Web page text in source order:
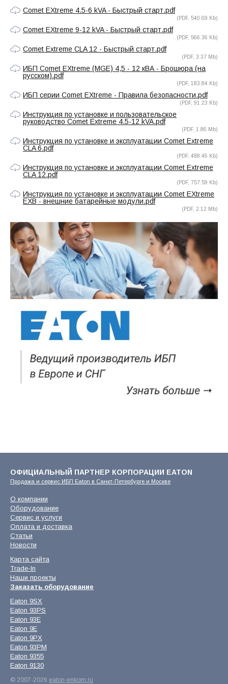
Comet EXtreme 4.5-6 kVA - Быстрый старт.pdf
(PDF, 540.69 Kb)
Comet EXtreme 9-12 kVA - Быстрый старт.pdf
(PDF, 566.36 Kb)
Comet Extreme CLA 12 - Быстрый старт.pdf
(PDF, 3.37 Mb)
ИБП Comet EXtreme (MGE) 4,5 - 12 кВА - Брошюра (на
русском).pdf
(PDF, 183.84 Kb)
ИБП серии Comet EXtreme - Правила безопасности.pdf
(PDF, 91.23 Kb)
Инструкция по установке и пользовательское
руководство Comet Extreme 4.5-12 kVA.pdf
(PDF, 1.86 Mb)
Инструкция по установке и эксплуатации Comet Extreme
CLA 6.pdf
(PDF, 488.46 Kb)
Инструкция по установке и эксплуатации Comet Extreme
CLA 12.pdf
(PDF, 757.59 Kb)
Инструкция по установке и эксплуатации Comet EXtreme
EXB - внешние батарейные модули.pdf
(PDF, 2.12 Mb)
ОФИЦИАЛЬНЫЙ ПАРТНЕР КОРПОРАЦИИ EATON
Продажа и сервис ИБП Eaton в Санкт-Петербурге и Москве
О компании
Оборудование
Сервис и услуги
Оплата и доставка
Статьи
Новости
Карта сайта
Trade-In
Наши проекты
Заказать оборудование
Eaton 9SX
Eaton 93PS
Eaton 93E
Eaton 9E
Eaton 9PX
Eaton 93PM
Eaton 9355
Eaton 9130
© 2007-2026 eaton-enkom.ru